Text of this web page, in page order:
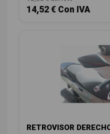
14,52 € Con IVA
RETROVISOR